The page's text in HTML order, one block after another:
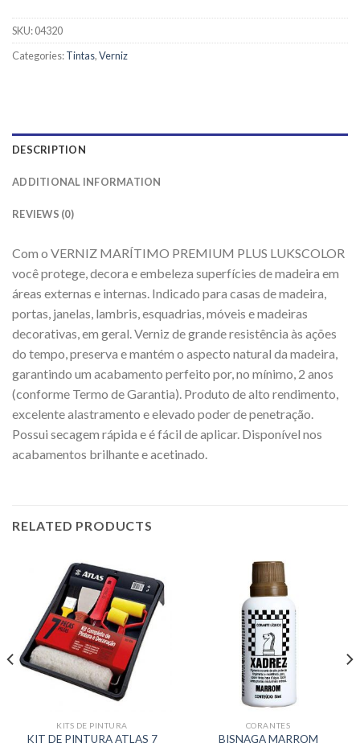
SKU:04320
Categories:Tintas,Verniz
DESCRIPTION
ADDITIONAL INFORMATION
REVIEWS (0)
Com o VERNIZ MARÍTIMO PREMIUM PLUS LUKSCOLOR
você protege, decora e embeleza superfícies de madeira em
áreas externas e internas. Indicado para casas de madeira,
portas, janelas, lambris, esquadrias, móveis e madeiras
decorativas, em geral. Verniz de grande resistência às ações
do tempo, preserva e mantém o aspecto natural da madeira,
garantindo um acabamento perfeito por, no mínimo, 2 anos
(conforme Termo de Garantia). Produto de alto rendimento,
excelente alastramento e elevado poder de penetração.
Possui secagem rápida e é fácil de aplicar. Disponível nos
acabamentos brilhante e acetinado.
RELATED PRODUCTS
KITS DE PINTURA
KIT DE PINTURA ATLAS 7
CORANTES
BISNAGA MARROM